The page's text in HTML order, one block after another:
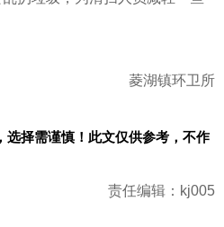
菱湖镇环卫所
选择需谨慎！此文仅供参考，不作
责任编辑：kj005